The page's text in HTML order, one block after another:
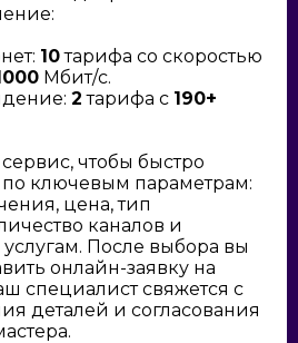
10тарифа со скоростью
Мбит/с.
2 тарифа с 190+
чтобы быстро
ключевым параметрам:
цена, тип
каналов и
После выбора вы
онлайн-заявку на
специалист свяжется с
деталей и согласования